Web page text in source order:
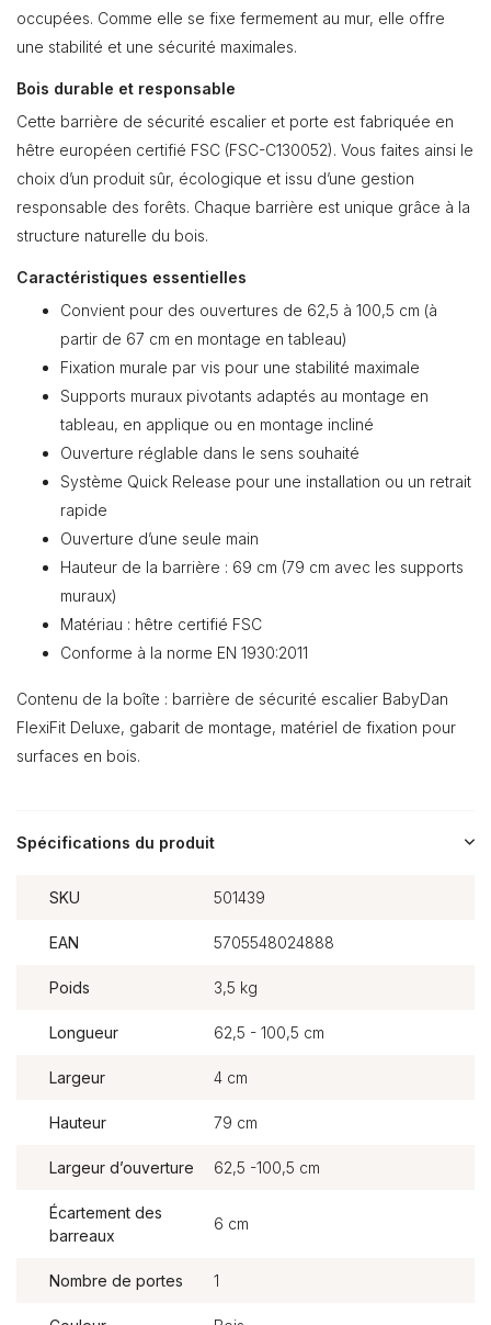
occupées. Comme elle se fixe fermement au mur, elle offre
une stabilité et une sécurité maximales.
Bois durable et responsable
Cette barrière de sécurité escalier et porte est fabriquée en
hêtre européen certifié FSC (FSC-C130052). Vous faites ainsi le
choix d’un produit sûr, écologique et issu d’une gestion
responsable des forêts. Chaque barrière est unique grâce à la
structure naturelle du bois.
Caractéristiques essentielles
Convient pour des ouvertures de 62,5 à 100,5 cm (à
partir de 67 cm en montage en tableau)
Fixation murale par vis pour une stabilité maximale
Supports muraux pivotants adaptés au montage en
tableau, en applique ou en montage incliné
Ouverture réglable dans le sens souhaité
Système Quick Release pour une installation ou un retrait
rapide
Ouverture d’une seule main
Hauteur de la barrière : 69 cm (79 cm avec les supports
muraux)
Matériau : hêtre certifié FSC
Conforme à la norme EN 1930:2011
Contenu de la boîte : barrière de sécurité escalier BabyDan
FlexiFit Deluxe, gabarit de montage, matériel de fixation pour
surfaces en bois.
Spécifications du produit
SKU 501439
EAN 5705548024888
Poids 3,5 kg
Longueur 62,5 - 100,5 cm
Largeur 4 cm
Hauteur 79 cm
Largeur d’ouverture 62,5 -100,5 cm
Écartement des
barreaux
6 cm
Nombre de portes 1